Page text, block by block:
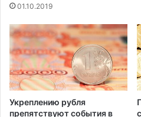
г
п
ж
а
р
а
о
м
ц
я
о
с
п
о
01.10.2019
Укреплению рубля
препятствуют события в